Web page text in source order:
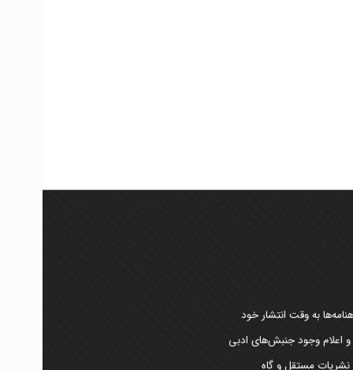
به وقت انتشار خود
و اعلام وجود جنبش‌های ادبی
نشریات مستقل و گاه